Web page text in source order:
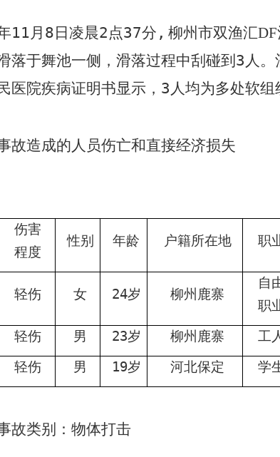
11月 8日凌晨2点37分 , 柳州市双渔汇DF
落于舞池一侧，滑落过程中刮碰到3 人
医院疾病证明书显示， 3 人均为多处软
故造成的人员伤亡和直接经济损失
伤害
程度
性别 年龄 户籍所在地 职
轻伤 女 24岁 柳州鹿寨
自
职
轻伤 男 23岁 柳州鹿寨 工
轻伤 男 19岁 河北保定 学
故类别：物体打击